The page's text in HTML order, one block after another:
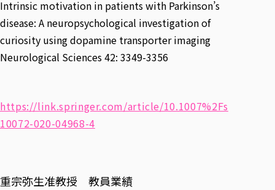
Intrinsic motivation in patients with Parkinson’s
disease: A neuropsychological investigation of
curiosity using dopamine transporter imaging
Neurological Sciences 42: 3349-3356
https://link.springer.com/article/10.1007%2Fs
10072-020-04968-4
重宗弥生准教授 教員業績